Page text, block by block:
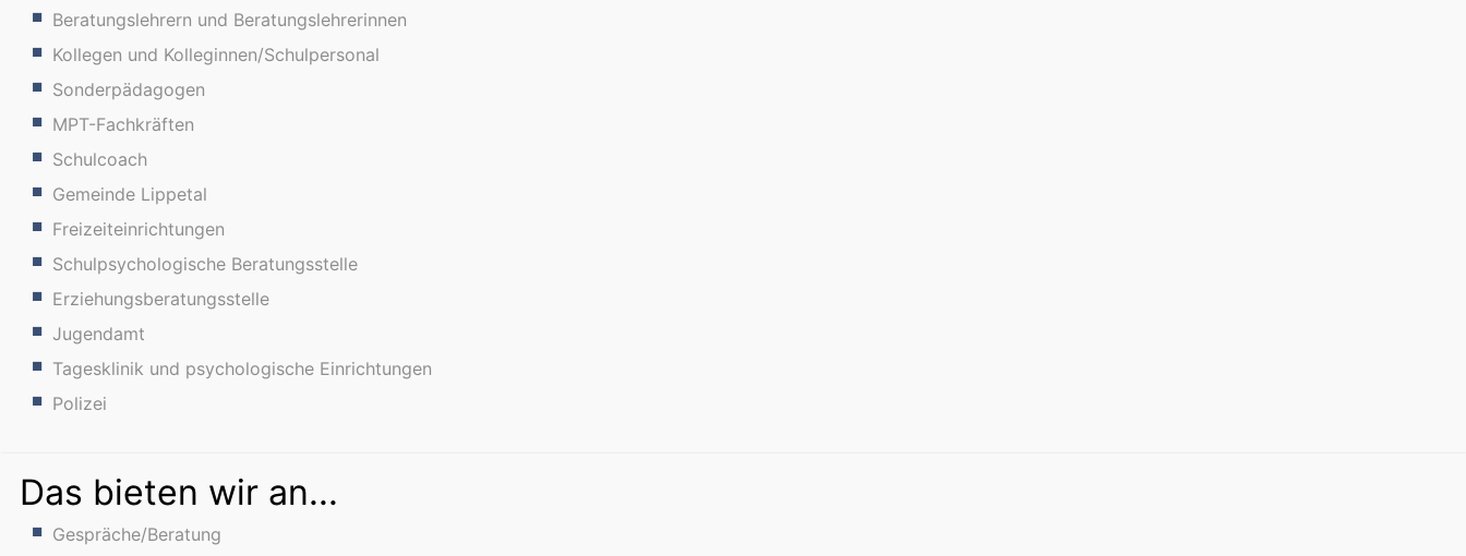
Beratungslehrern und Beratungslehrerinnen
Kollegen und Kolleginnen/Schulpersonal
Sonderpädagogen
MPT-Fachkräften
Schulcoach
Gemeinde Lippetal
Freizeiteinrichtungen
Schulpsychologische Beratungsstelle
Erziehungsberatungsstelle
Jugendamt
Tagesklinik und psychologische Einrichtungen
Polizei
Das bieten wir an...
Gespräche/Beratung